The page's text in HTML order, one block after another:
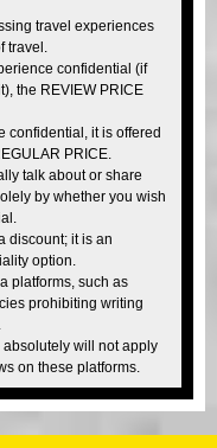
travel experiences
travel.
confidential (if
the REVIEW PRICE
confidential, it is offered
PRICE.
talk about or share
by whether you wish
discount; it is an
option.
platforms, such as
prohibiting writing
will not apply
on these platforms.